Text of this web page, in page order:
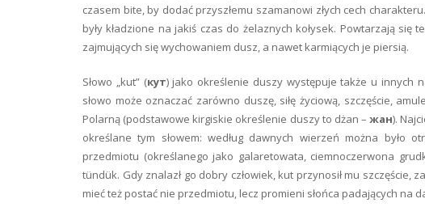
czasem bite, by dodać przyszłemu szamanowi złych cech
były kładzione na jakiś czas do żelaznych kołysek. Powtarzają się
zajmujących się wychowaniem dusz, a nawet karmiących je piersią.
Słowo „kut” (кут) jako określenie duszy występuje także u innych
słowo może oznaczać zarówno duszę, siłę życiową, szczęście,
Polarną (podstawowe kirgiskie określenie duszy to dżan – жан).
określane tym słowem: według dawnych wierzeń można było
przedmiotu (określanego jako galaretowata, ciemnoczerwona
tündük. Gdy znalazł go dobry człowiek, kut przynosił mu szczęście,
mieć też postać nie przedmiotu, lecz promieni słońca padających na